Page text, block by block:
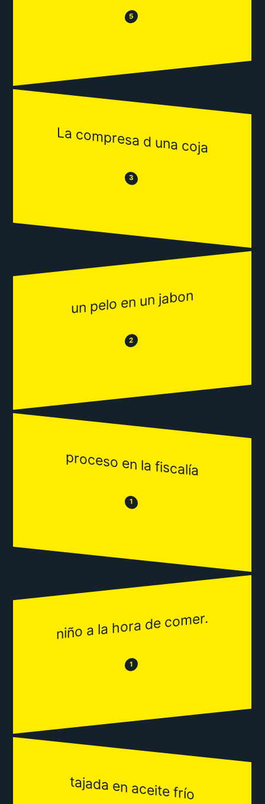
😒 5 😂
La compresa d una coja
😒 3 😂
un pelo en un jabon
😒 2 😂
proceso en la fiscalía
😒 1 😂
niño a la hora de comer.
😒 1 😂
tajada en aceite frío